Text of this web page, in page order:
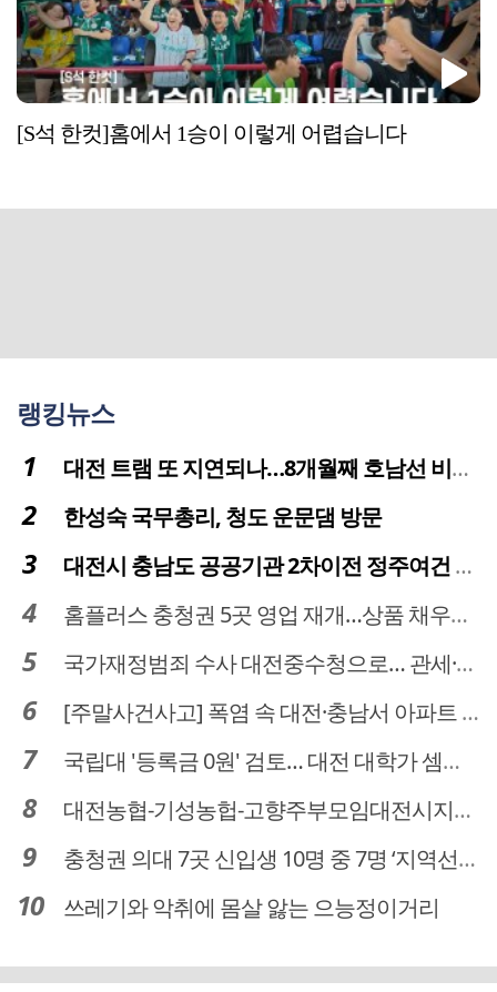
[S석 한컷]홈에서 1승이 이렇게 어렵습니다
랭킹뉴스
대전 트램 또 지연되나…8개월째 호남선 비개착공사 시공사 선정 난항
한성숙 국무총리, 청도 운문댐 방문
대전시 충남도 공공기관 2차이전 정주여건 확보 시급
홈플러스 충청권 5곳 영업 재개…상품 채우기 ‘속도전’
국가재정범죄 수사 대전중수청으로… 관세·국세 수사 전문인력 주목
[주말사건사고] 폭염 속 대전·충남서 아파트 화재·정전 잇따라…주민 대피·불편
국립대 '등록금 0원' 검토… 대전 대학가 셈법 복잡
대전농협-기성농헙-고향주부모임대전시지회, 이심점심 중식지원 봉사활동
충청권 의대 7곳 신입생 10명 중 7명 ‘지역선발’… 대전도 69.7%
쓰레기와 악취에 몸살 앓는 으능정이거리